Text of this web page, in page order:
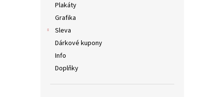
Plakáty
Grafika
Sleva
Dárkové kupony
Info
Doplňky